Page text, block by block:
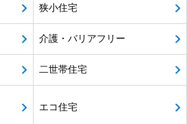
狭小住宅
介護・バリアフリー
二世帯住宅
エコ住宅